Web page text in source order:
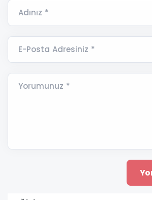
Adınız *
E-Posta Adresiniz *
Yorumunuz *